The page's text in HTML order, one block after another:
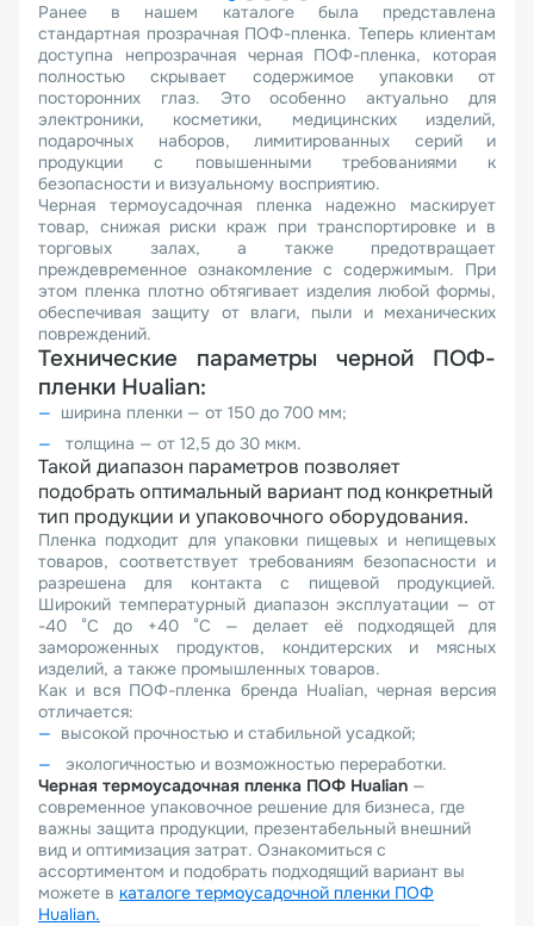
Ранее в нашем каталоге была представлена
стандартная прозрачная ПОФ-пленка. Теперь клиентам
доступна непрозрачная черная ПОФ-пленка, которая
полностью скрывает содержимое упаковки от
посторонних глаз. Это особенно актуально для
электроники, косметики, медицинских изделий,
подарочных наборов, лимитированных серий и
продукции с повышенными требованиями к
безопасности и визуальному восприятию.
Черная термоусадочная пленка надежно маскирует
товар, снижая риски краж при транспортировке и в
торговых залах, а также предотвращает
преждевременное ознакомление с содержимым. При
этом пленка плотно обтягивает изделия любой формы,
обеспечивая защиту от влаги, пыли и механических
повреждений.
Технические параметры черной ПОФ-
пленки Hualian:
ширина пленки — от 150 до 700 мм;
толщина — от 12,5 до 30 мкм.
Такой диапазон параметров позволяет
подобрать оптимальный вариант под конкретный
тип продукции и упаковочного оборудования.
Пленка подходит для упаковки пищевых и непищевых
товаров, соответствует требованиям безопасности и
разрешена для контакта с пищевой продукцией.
Широкий температурный диапазон эксплуатации — от
-40 °С до +40 °С — делает её подходящей для
замороженных продуктов, кондитерских и мясных
изделий, а также промышленных товаров.
Как и вся ПОФ-пленка бренда Hualian, черная версия
отличается:
высокой прочностью и стабильной усадкой;
экологичностью и возможностью переработки.
Черная термоусадочная пленка ПОФ Hualian —
современное упаковочное решение для бизнеса, где
важны защита продукции, презентабельный внешний
вид и оптимизация затрат. Ознакомиться с
ассортиментом и подобрать подходящий вариант вы
можете в каталоге термоусадочной пленки ПОФ
Hualian.